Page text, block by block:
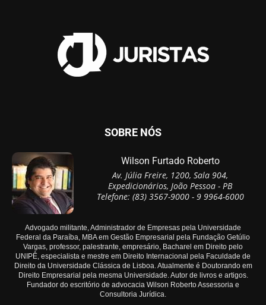
SOBRE NÓS
Wilson Furtado Roberto
Av. Júlia Freire, 1200, Sala 904,
Expedicionários, João Pessoa - PB
Telefone: (83) 3567-9000 - 9 9964-6000
Advogado militante, Administrador de Empresas pela Universidade
Federal da Paraíba, MBA em Gestão Empresarial pela Fundação Getúlio
Vargas, professor, palestrante, empresário, Bacharel em Direito pelo
UNIPÊ, especialista e mestre em Direito Internacional pela Faculdade de
Direito da Universidade Clássica de Lisboa. Atualmente é Doutorando em
Direito Empresarial pela mesma Universidade. Autor de livros e artigos.
Fundador do escritório de advocacia Wilson Roberto Assessoria e
Consultoria Jurídica.